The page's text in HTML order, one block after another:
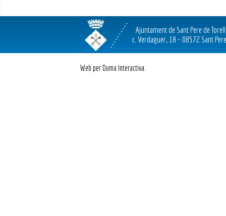
Ajuntament de Sant Pere de
c. Verdaguer, 18 - 08572 Sant
Web per Duma Interactiva.